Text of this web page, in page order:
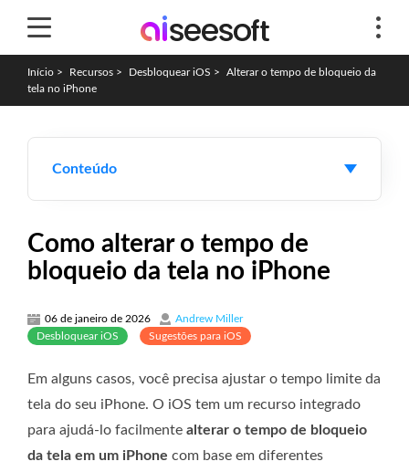
Início > Recursos > Desbloquear iOS >
Alterar o tempo de bloqueio da
tela no iPhone
Conteúdo
Como alterar o tempo de
bloqueio da tela no iPhone
06 de janeiro de 2026
Andrew Miller
Desbloquear iOS
Sugestões para iOS
Em alguns casos, você precisa ajustar o tempo limite da
tela do seu iPhone. O iOS tem um recurso integrado
para ajudá-lo facilmente alterar o tempo de bloqueio
da tela em um iPhone com base em diferentes